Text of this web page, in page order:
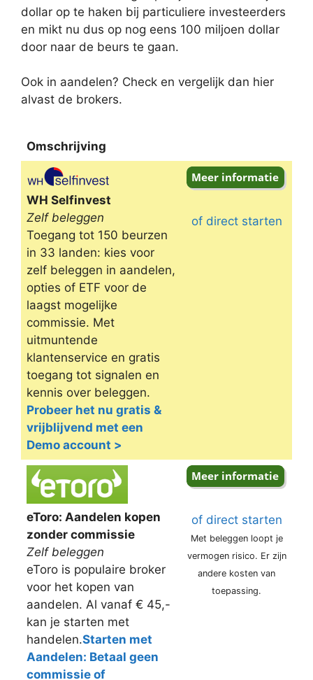
dollar op te haken bij particuliere investeerders
en mikt nu dus op nog eens 100 miljoen dollar
door naar de beurs te gaan.
Ook in aandelen? Check en vergelijk dan hier
alvast de brokers.
Omschrijving
Omschrijving
WH Selfinvest
Zelf beleggen
Toegang tot 150 beurzen
in 33 landen: kies voor
zelf beleggen in aandelen,
opties of ETF voor de
laagst mogelijke
commissie. Met
uitmuntende
klantenservice en gratis
toegang tot signalen en
kennis over beleggen.
Probeer het nu gratis &
vrijblijvend met een
Demo account >
of direct starten
eToro: Aandelen kopen
zonder commissie
Zelf beleggen
eToro is populaire broker
voor het kopen van
aandelen. Al vanaf € 45,-
kan je starten met
handelen.Starten met
Aandelen: Betaal geen
commissie of
of direct starten
Met beleggen loopt je
vermogen risico. Er zijn
andere kosten van
toepassing.